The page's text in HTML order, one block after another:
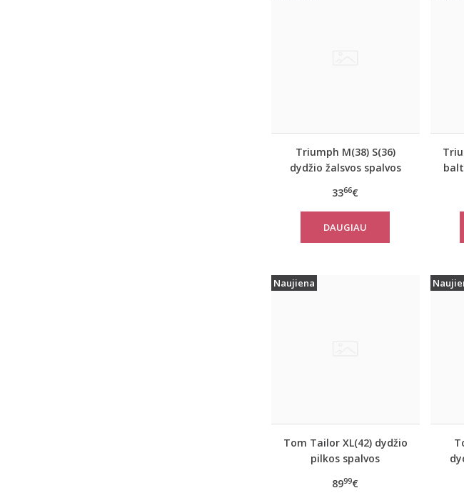
Triumph M(38) S(36)
dydžio žalsvos spalvos
marškinėliai women
move FLOW Tank Top
3366€
DAUGIAU
Naujiena
Tom Tailor XL(42) dydžio
pilkos spalvos
paltas Tom Tailor 10367
8999€